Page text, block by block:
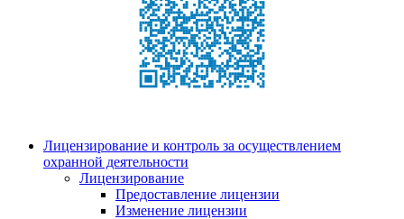
Лицензирование и контроль за осуществлением
охранной деятельности
Лицензирование
Предоставление лицензии
Изменение лицензии